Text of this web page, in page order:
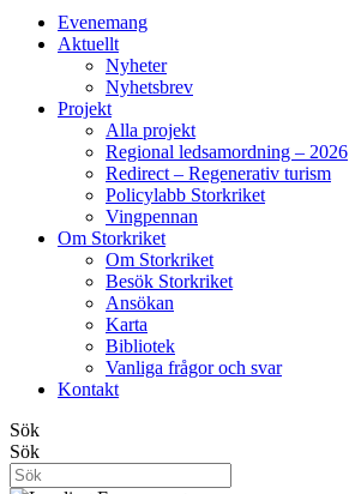
Evenemang
Aktuellt
Nyheter
Nyhetsbrev
Projekt
Alla projekt
Regional ledsamordning – 2026
Redirect – Regenerativ turism
Policylabb Storkriket
Vingpennan
Om Storkriket
Om Storkriket
Besök Storkriket
Ansökan
Karta
Bibliotek
Vanliga frågor och svar
Kontakt
Sök
Sök